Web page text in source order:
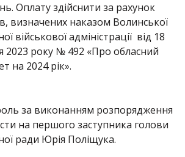
Оплату здійснити за рахунок
визначених наказом Волинської
військової адміністрації від 18
2023 року № 492 «Про обласний
на 2024 рік».
за виконанням розпорядження
на першого заступника голови
ради Юрія Поліщука.